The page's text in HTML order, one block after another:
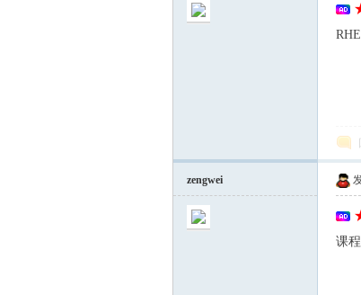
zengwei
课